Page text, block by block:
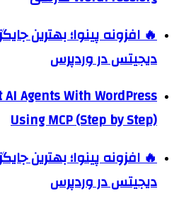
🔥 افزونه پینوا؛ بهترین
دیجیتس در وردپرس
Agents With WordPress
Using MCP (Step by Step)
🔥 افزونه پینوا؛ بهترین
دیجیتس در وردپرس